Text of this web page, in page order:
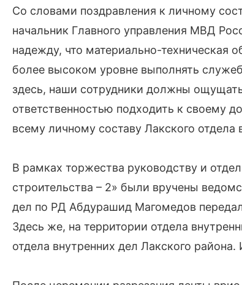
Со словами поздравления к личному
начальник Главного управления МВД
надежду, что материально-техническая
более высоком уровне выполнять
здесь, наши сотрудники должны
ответственностью подходить к своему
всему личному составу Лакского
В рамках торжества руководству и
строительства – 2» были вручены
дел по РД Абдурашид Магомедов
Здесь же, на территории отдела
отдела внутренних дел Лакского